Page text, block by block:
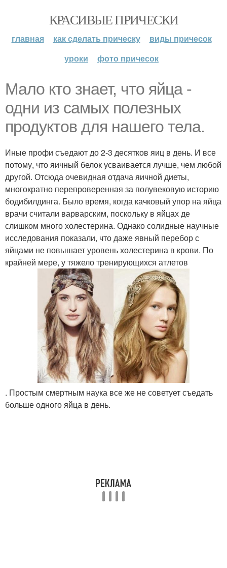
КРАСИВЫЕ ПРИЧЕСКИ
главная как сделать прическу
виды причесок
уроки
фото причесок
Мало кто знает, что яйца -
одни из самых полезных
продуктов для нашего тела.
Иные профи съедают до 2-3 десятков яиц в день. И все
потому, что яичный белок усваивается лучше, чем любой
другой. Отсюда очевидная отдача яичной диеты,
многократно перепроверенная за полувековую историю
бодибилдинга. Было время, когда качковый упор на яйца
врачи считали варварским, поскольку в яйцах де
слишком много холестерина. Однако солидные научные
исследования показали, что даже явный перебор с
яйцами не повышает уровень холестерина в крови. По
крайней мере, у тяжело тренирующихся атлетов
. Простым смертным наука все же не советует съедать
больше одного яйца в день.